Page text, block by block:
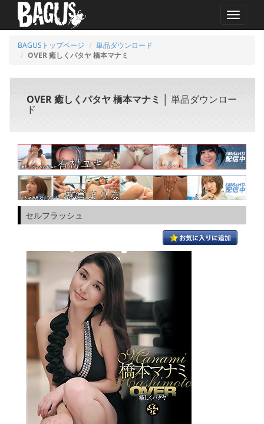
MENU
BAGUSトップページ
単品ダウンロード
OVER 癒しくパタヤ 橋本マナミ
OVER 癒しくパタヤ 橋本マナミ │ 単品ダウンロー
ド
セルフラッシュ